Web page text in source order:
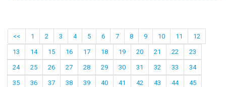
<< 1 2 3 4 5 6 7 8 9 10 11 12
13 14 15 16 17 18 19 20 21 22 23
24 25 26 27 28 29 30 31 32 33 34
35 36 37 38 39 40 41 42 43 44 45